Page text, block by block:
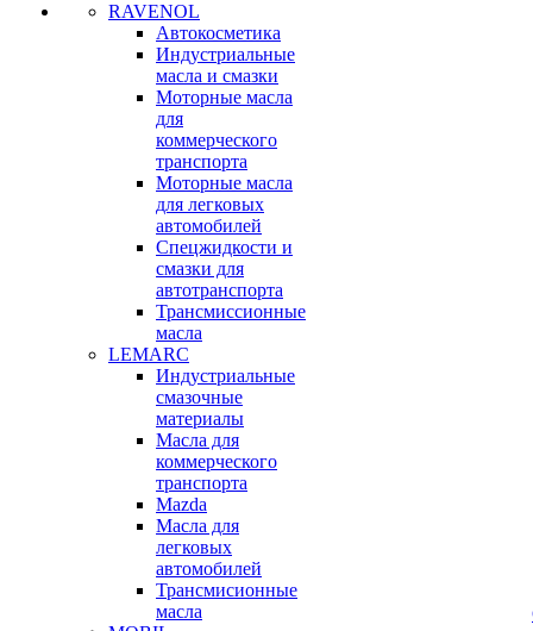
RAVENOL
Автокосметика
Индустриальные
масла и смазки
Моторные масла
для
коммерческого
транспорта
Моторные масла
для легковых
автомобилей
Спецжидкости и
смазки для
автотранспорта
Трансмиссионные
масла
LEMARC
Индустриальные
смазочные
материалы
Масла для
коммерческого
транспорта
Mazda
Масла для
легковых
автомобилей
Трансмисионные
масла